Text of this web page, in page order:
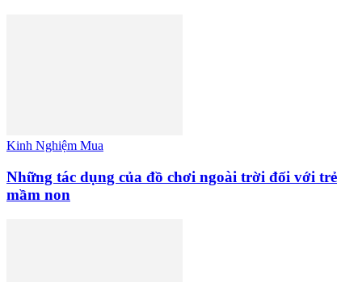
Kinh Nghiệm Mua
Những tác dụng của đồ chơi ngoài trời đối với trẻ
mầm non